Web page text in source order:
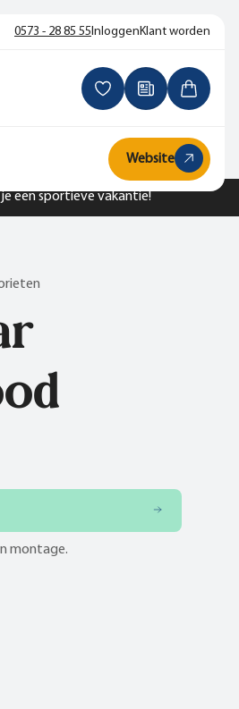
een sportieve vakantie!
0573 - 28 85 55InloggenKlant worden
Website
montage.